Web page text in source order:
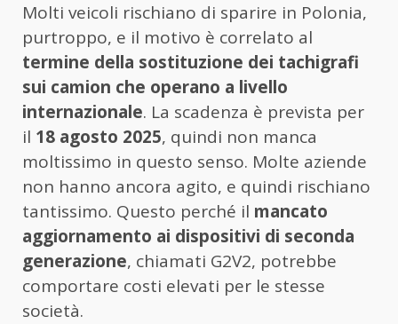
Molti veicoli rischiano di sparire in Polonia,
purtroppo, e il motivo è correlato al
termine della sostituzione dei tachigrafi
sui camion che operano a livello
internazionale. La scadenza è prevista per
il 18 agosto 2025, quindi non manca
moltissimo in questo senso. Molte aziende
non hanno ancora agito, e quindi rischiano
tantissimo. Questo perché il mancato
aggiornamento ai dispositivi di seconda
generazione, chiamati G2V2, potrebbe
comportare costi elevati per le stesse
società.